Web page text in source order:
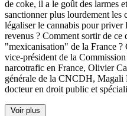
de coke, il a le goût des larmes
sanctionner plus lourdement les
légaliser le cannabis pour priver
revenus ? Comment sortir de ce
"mexicanisation" de la France ?
vice-président de la
narcotrafic en France, Olivier
générale de la CNCDH, Magali
docteur en droit public et
Voir plus